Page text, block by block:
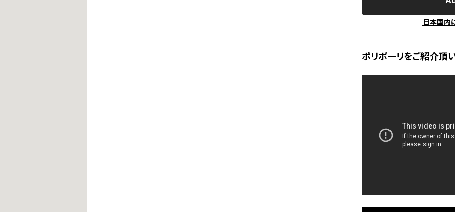
日本国内
ポリポーリをご紹介頂い